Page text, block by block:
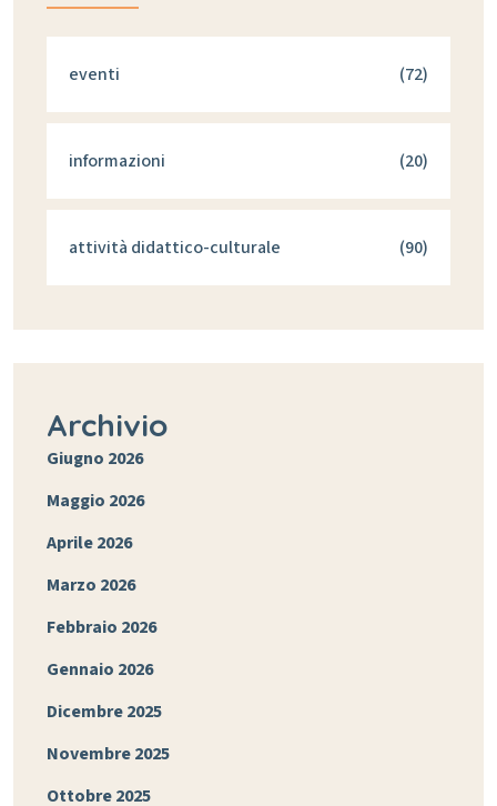
eventi (72)
informazioni (20)
attività didattico-culturale (90)
Archivio
Giugno 2026
Maggio 2026
Aprile 2026
Marzo 2026
Febbraio 2026
Gennaio 2026
Dicembre 2025
Novembre 2025
Ottobre 2025